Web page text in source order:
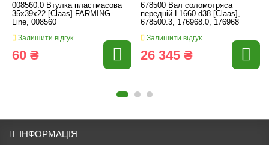
008560.0 Втулка пластмасова
35x39x22 [Claas] FARMING
Line, 008560
Залишити відгук
60 ₴
678500 Вал соломотряса
передній L1660 d38 [Claas],
678500.3, 176968.0, 176968
Залишити відгук
26 345 ₴
ІНФОРМАЦІЯ